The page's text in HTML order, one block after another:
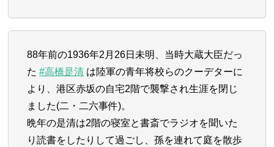
88年前の1936年2月26日未明、当時大蔵大臣だっ
た#高橋是清 は陸軍の青年将校らのクーデターに
より、港区赤坂の自宅2階で襲撃され生涯を閉じ
ました(二・二六事件)。
晩年の是清は2階の寝室と書斎でラジオを聞いた
り読書をしたりして過ごし、孫を連れて庭を散歩